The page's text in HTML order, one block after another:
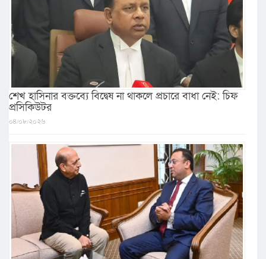
শেখ হাসিনার বক্তব্যে বিদ্বেষ না থাকলে প্রচারে বাধা নেই: চিফ
প্রসিকিউটর
০৪/০৮/২০২৬